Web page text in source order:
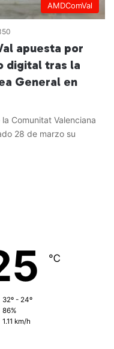
AMDComVal
apuesta por
digital tras la
General en
Comunitat Valenciana
28 de marzo su
℃
32º - 24º
86%
1.11 km/h